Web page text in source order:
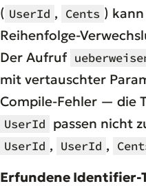
( UserId , Cents )
Reihenfolge-
Der Aufruf
mit vertauschter
Compile-Fehler — die
UserId passen nicht
UserId , UserId ,
Erfundene Identifier-